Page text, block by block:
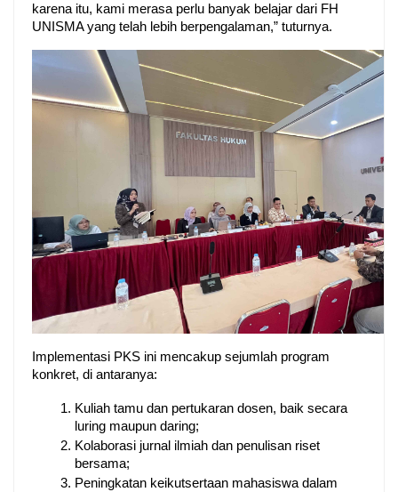
karena itu, kami merasa perlu banyak belajar dari FH
Implementasi PKS ini mencakup sejumlah program
konkret, di antaranya:
Kuliah tamu dan pertukaran dosen, baik secara
luring maupun daring;
Kolaborasi jurnal ilmiah dan penulisan riset
bersama;
Peningkatan keikutsertaan mahasiswa dalam